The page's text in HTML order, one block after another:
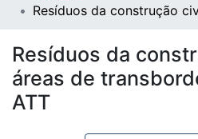
Repositório
Resíduos da construção
Resíduos da
áreas de
ATT